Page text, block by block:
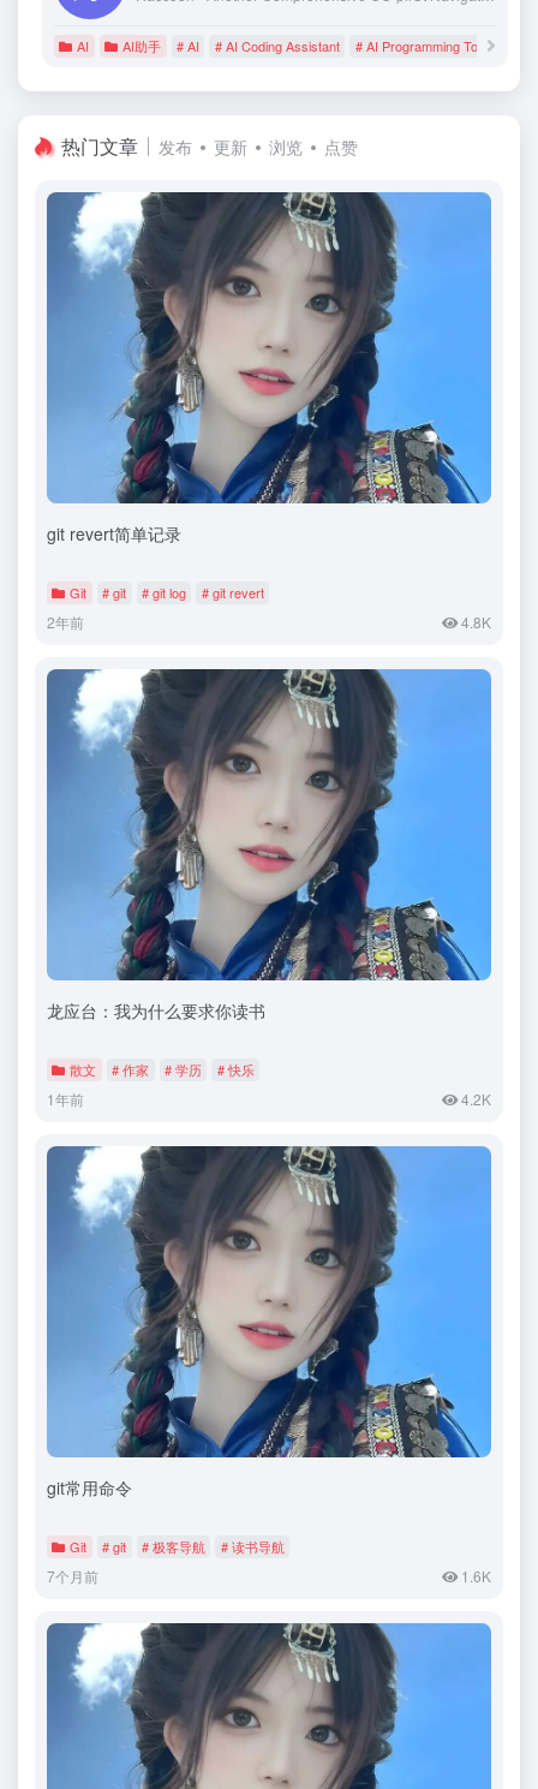
AI AI助手 # AI # AI Coding Assistant # AI Programming Tool
热门文章 发布 更新 浏览 点赞
git revert简单记录
Git # git # git log # git revert
2年前 4.8K
龙应台：我为什么要求你读书
散文 # 作家 # 学历 # 快乐
1年前 4.2K
git常用命令
Git # git # 极客导航 # 读书导航
7个月前 1.6K